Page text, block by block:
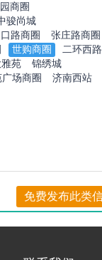
商圈
骏尚城
路商圈
张庄路商圈
世购商圈
二环西路
苑
锦绣城
场商圈
济南西站
免费发布此类